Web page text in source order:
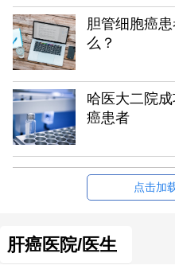
胆管细胞癌
么？
哈医大二院
癌患者
点击加
肝癌医院/医生